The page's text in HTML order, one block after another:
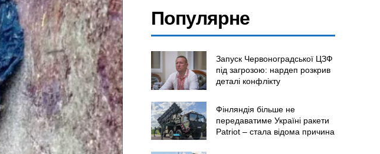
Популярне
Запуск Червоноградської ЦЗФ
під загрозою: нардеп розкрив
деталі конфлікту
Фінляндія більше не
передаватиме Україні ракети
Patriot – стала відома причина